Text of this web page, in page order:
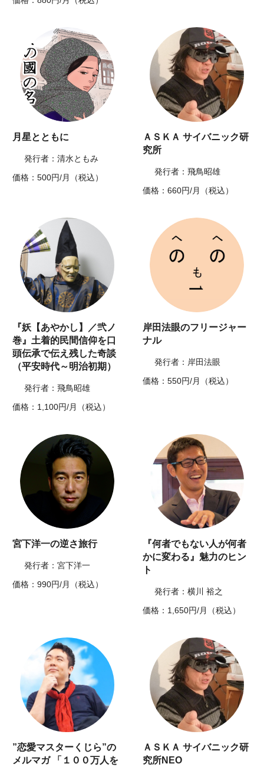
月星とともに
発行者：清水ともみ
価格：500円/月（税込）
ＡＳＫＡ サイバニック研
究所
発行者：飛鳥昭雄
価格：660円/月（税込）
『妖【あやかし】／弐ノ
巻』土着的民間信仰を口
頭伝承で伝え残した奇談
（平安時代～明治初期）
発行者：飛鳥昭雄
価格：1,100円/月（税込）
岸田法眼のフリージャー
ナル
発行者：岸田法眼
価格：550円/月（税込）
宮下洋一の逆さ旅行
発行者：宮下洋一
価格：990円/月（税込）
『何者でもない人が何者
かに変わる』魅力のヒン
ト
発行者：横川 裕之
価格：1,650円/月（税込）
”恋愛マスターくじら”の
メルマガ 「１００万人を
ＡＳＫＡ サイバニック研
究所NEO